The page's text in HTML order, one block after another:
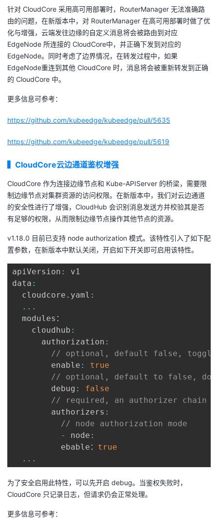
注
开
发
者
学
堂
我
的
课
程
我
的
认
证
我
的
实
我
的
藏
的
Programs
我
的
支
的
技
术
支
我
的
云
声
针对 CloudCore 采用高可用部署时，RouterManager 无法准确路
由的问题，在新版本中，对 RouterManager 在高可用部署时做了优
化与增强，云端发往边缘的自定义消息将会被路由到对应
EdgeNode 所连接的 CloudCore中，并正确下发到对应的
EdgeNode。同时考虑了边界情况，在转发过程中，如果
EdgeNode重连到其他 CloudCore 时，消息将会被重新转发到正确
的 CloudCore 中。
更多信息可参考：
https://github.com/kubeedge/kubeedge/pull/5635
https://github.com/kubeedge/kubeedge/pull/5619
CloudCore云边通道鉴权增强
CloudCore 作为连接边缘节点和 Kube-APIServer 的桥梁，需要限
制边缘节点对集群资源的访问权限。在新版本中，我们对云边通道
的安全性进行了增强，CloudHub 会识别消息发送方并校验其是否
有足够的权限，从而限制边缘节点操作其他节点的资源。
v1.18.0 目前已支持 node authorization 模式。该特性引入了如下配
置参数，在新版本中默认关闭，开启如下开关即可启用该特性。
apiVersion :
v1
data :
  cloudcore
. yaml :
...
  modules：
    cloudhub
:
      authorization
:
// optional, default false, toggle
        enable
:
true
// optional, default to false, do
        debug
:
false
// required, an authorizer chain
        authorizers
:
// node authorization mode
-
node :
          ebable：
true
...
为了安全启用此特性，可以先开启 debug。当鉴权失败时，
CloudCore 只记录日志，但请求仍会正常处理。
更多信息可参考：